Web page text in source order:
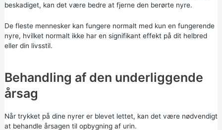
beskadiget, kan det være bedre at fjerne den berørte nyre.
De fleste mennesker kan fungere normalt med kun en fungerende
nyre, hvilket normalt ikke har en signifikant effekt på dit helbred
eller din livsstil.
Behandling af den underliggende
årsag
Når trykket på dine nyrer er blevet lettet, kan det være nødvendigt
at behandle årsagen til opbygning af urin.